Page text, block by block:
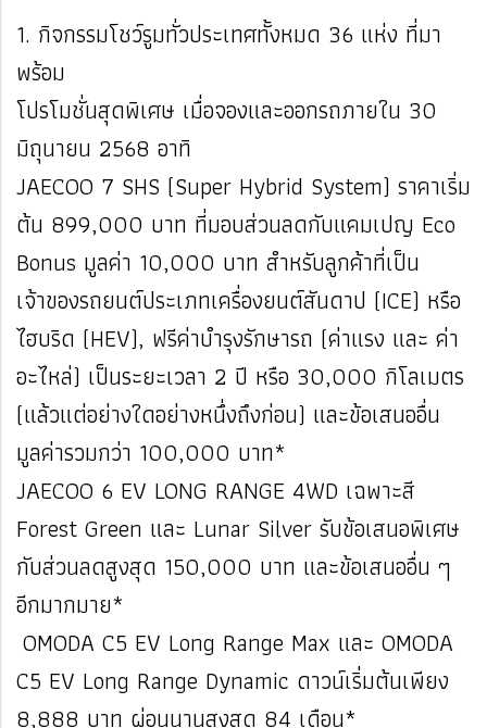
1. กิจกรรมโชว์รูมทั่วประเทศทั้งหมด 36 แห่ง ที่มา
พร้อม
โปรโมชั่นสุดพิเศษ เมื่อจองและออกรถภายใน 30
มิถุนายน 2568 อาทิ
JAECOO 7 SHS (Super Hybrid System) ราคาเริ่ม
ต้น 899,000 บาท ที่มอบส่วนลดกับแคมเปญ Eco
Bonus มูลค่า 10,000 บาท สำหรับลูกค้าที่เป็น
เจ้าของรถยนต์ประเภทเครื่องยนต์สันดาป (ICE) หรือ
ไฮบริด (HEV), ฟรีค่าบำรุงรักษารถ (ค่าแรง และ ค่า
อะไหล่) เป็นระยะเวลา 2 ปี หรือ 30,000 กิโลเมตร
(แล้วแต่อย่างใดอย่างหนึ่งถึงก่อน) และข้อเสนออื่น
มูลค่ารวมกว่า 100,000 บาท*
JAECOO 6 EV LONG RANGE 4WD เฉพาะสี
Forest Green และ Lunar Silver รับข้อเสนอพิเศษ
กับส่วนลดสูงสุด 150,000 บาท และข้อเสนออื่น ๆ
อีกมากมาย*
OMODA C5 EV Long Range Max และ OMODA
C5 EV Long Range Dynamic ดาวน์เริ่มต้นเพียง
8,888 บาท ผ่อนนานสูงสุด 84 เดือน*